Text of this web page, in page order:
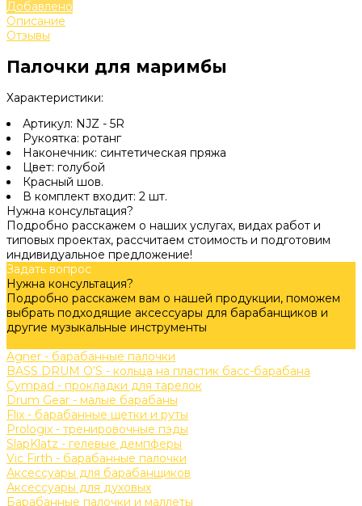
Добавлено
Описание
Отзывы
Палочки для маримбы
Характеристики:
Артикул: NJZ - 5R
Рукоятка: ротанг
Наконечник: синтетическая пряжа
Цвет: голубой
Красный шов.
В комплект входит: 2 шт.
Нужна консультация?
Подробно расскажем о наших услугах, видах работ и
типовых проектах, рассчитаем стоимость и подготовим
индивидуальное предложение!
Задать вопрос
Нужна консультация?
Подробно расскажем вам о нашей продукции, поможем
выбрать подходящие аксессуары для барабанщиков и
другие музыкальные инструменты
Agner - барабанные палочки
BASS DRUM O’S - кольца на пластик басс-барабана
Cympad - прокладки для тарелок
Drum Gear - малые барабаны
Flix - барабанные щетки и руты
Prologix - тренировочные пэды
SlapKlatz - гелевые демпферы
Vic Firth - барабанные палочки
Аксессуары для барабанщиков
Аксессуары для духовых
Барабанные палочки и маллеты